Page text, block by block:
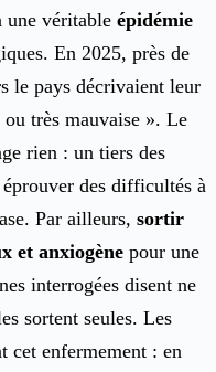
une véritable épidémie
En 2025, près de
le pays décrivaient leur
très mauvaise ». Le
rien : un tiers des
des difficultés à
Par ailleurs, sortir
et anxiogène pour une
interrogées disent ne
sortent seules. Les
cet enfermement : en